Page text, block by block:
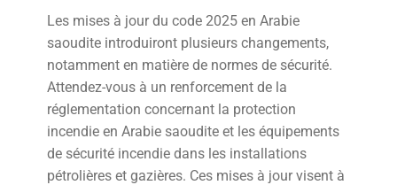
Les mises à jour du code 2025 en Arabie
saoudite introduiront plusieurs changements,
notamment en matière de normes de sécurité.
Attendez-vous à un renforcement de la
réglementation concernant la protection
incendie en Arabie saoudite et les équipements
de sécurité incendie dans les installations
pétrolières et gazières. Ces mises à jour visent à